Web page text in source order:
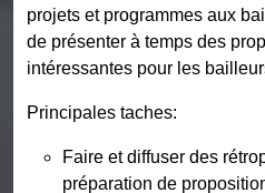
projets et programmes aux
de présenter à temps des
intéressantes pour les
Principales taches:
Faire et diffuser des
préparation de